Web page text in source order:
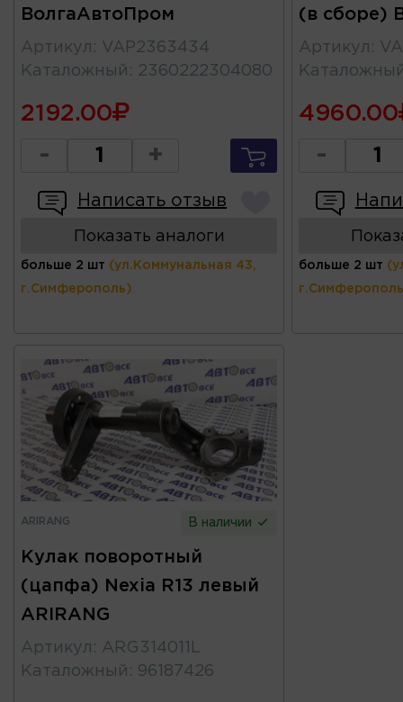
ВолгаАвтоПром
Артикул : VAP2363434
Каталожный : 2360222304080
2192.00
- +
Написать отзыв
Показать аналоги
больше 2 шт (ул.Коммунальная 43,
г.Симферополь)
(в сборе)
Артикул :
4960.00
-
больше 2 шт
ARIRANG В наличии
Кулак поворотный
(цапфа) Nexia R13 левый
ARIRANG
Артикул : ARG314011L
Каталожный : 96187426